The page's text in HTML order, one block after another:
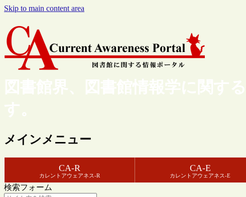
Skip to main content area
図書館界、図書館情報学に関す
す。
メインメニュー
CA-R
カレントアウェアネス-R
CA-E
カレントアウェアネス-E
検索フォーム